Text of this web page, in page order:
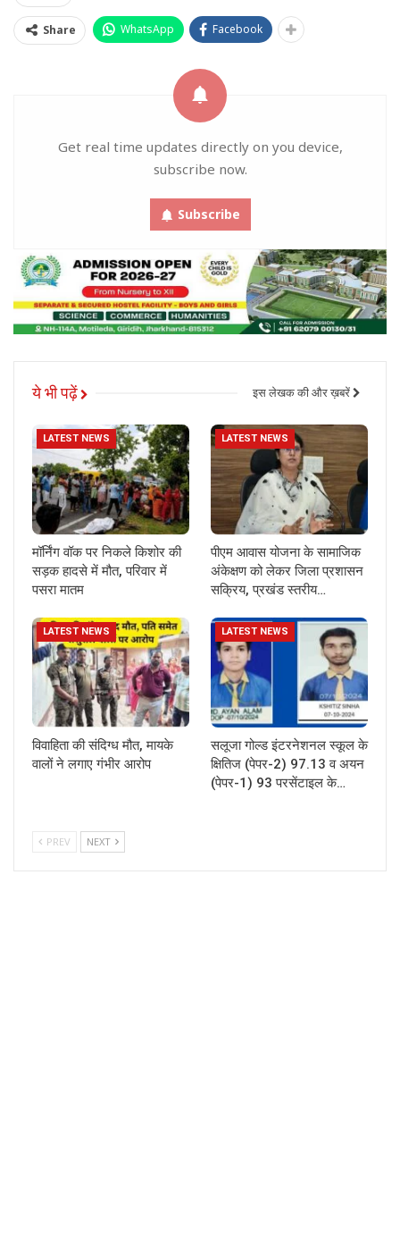
Share WhatsApp Facebook
Get real time updates directly on you device,
subscribe now.
Subscribe
ये भी पढ़ें इस लेखक की और ख़बरें
LATEST NEWS
मॉर्निंग वॉक पर निकले किशोर की
सड़क हादसे में मौत, परिवार में
पसरा मातम
LATEST NEWS
पीएम आवास योजना के सामाजिक
अंकेक्षण को लेकर जिला प्रशासन
सक्रिय, प्रखंड स्तरीय…
LATEST NEWS
विवाहिता की संदिग्ध मौत, मायके
वालों ने लगाए गंभीर आरोप
LATEST NEWS
सलूजा गोल्ड इंटरनेशनल स्कूल के
क्षितिज (पेपर-2) 97.13 व अयन
(पेपर-1) 93 परसेंटाइल के…
PREV NEXT